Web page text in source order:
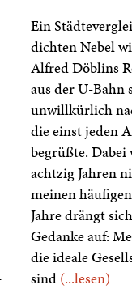
Ein
dichten Nebel
Alfred Döblins
aus der U-Bahn
unwillkürlich
die einst jeden
begrüßte. Dabei
achtzig Jahren
meinen
Jahre drängt
Gedanke auf:
die ideale
sind (...lesen)